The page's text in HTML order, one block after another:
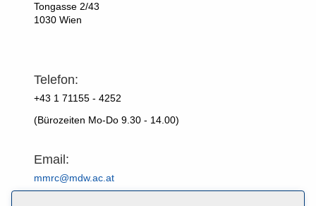
Tongasse 2/43
1030 Wien
Telefon:
+43 1 71155 - 4252
(Bürozeiten Mo-Do 9.30 - 14.00)
Email:
mmrc@mdw.ac.at
Karte überspringen